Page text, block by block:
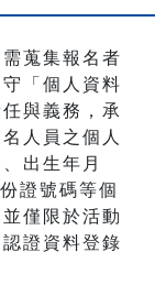
蒐集報名者
「個人資料
與義務，承
人員之個人
出生年月
證號碼等個
僅限於活動
證資料登錄